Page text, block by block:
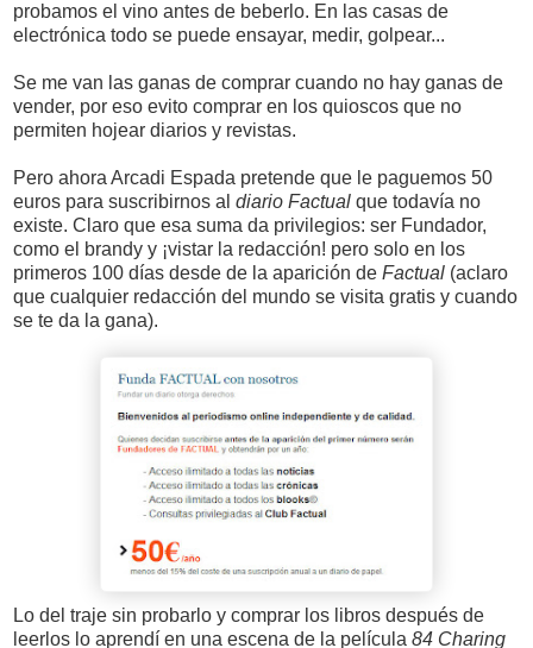
probamos el vino antes de beberlo. En las casas de
electrónica todo se puede ensayar, medir, golpear...
Se me van las ganas de comprar cuando no hay ganas de
vender, por eso evito comprar en los quioscos que no
permiten hojear diarios y revistas.
Pero ahora Arcadi Espada pretende que le paguemos 50
euros para suscribirnos al diario Factual que todavía no
existe. Claro que esa suma da privilegios: ser Fundador,
como el brandy y ¡vistar la redacción! pero solo en los
primeros 100 días desde de la aparición de Factual (aclaro
que cualquier redacción del mundo se visita gratis y cuando
se te da la gana).
Lo del traje sin probarlo y comprar los libros después de
leerlos lo aprendí en una escena de la película 84 Charing